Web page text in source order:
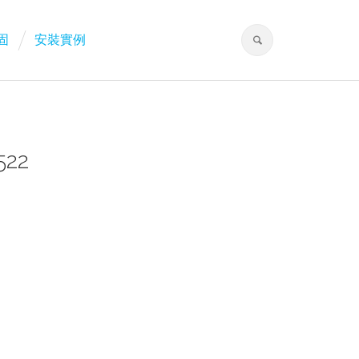
安裝實例